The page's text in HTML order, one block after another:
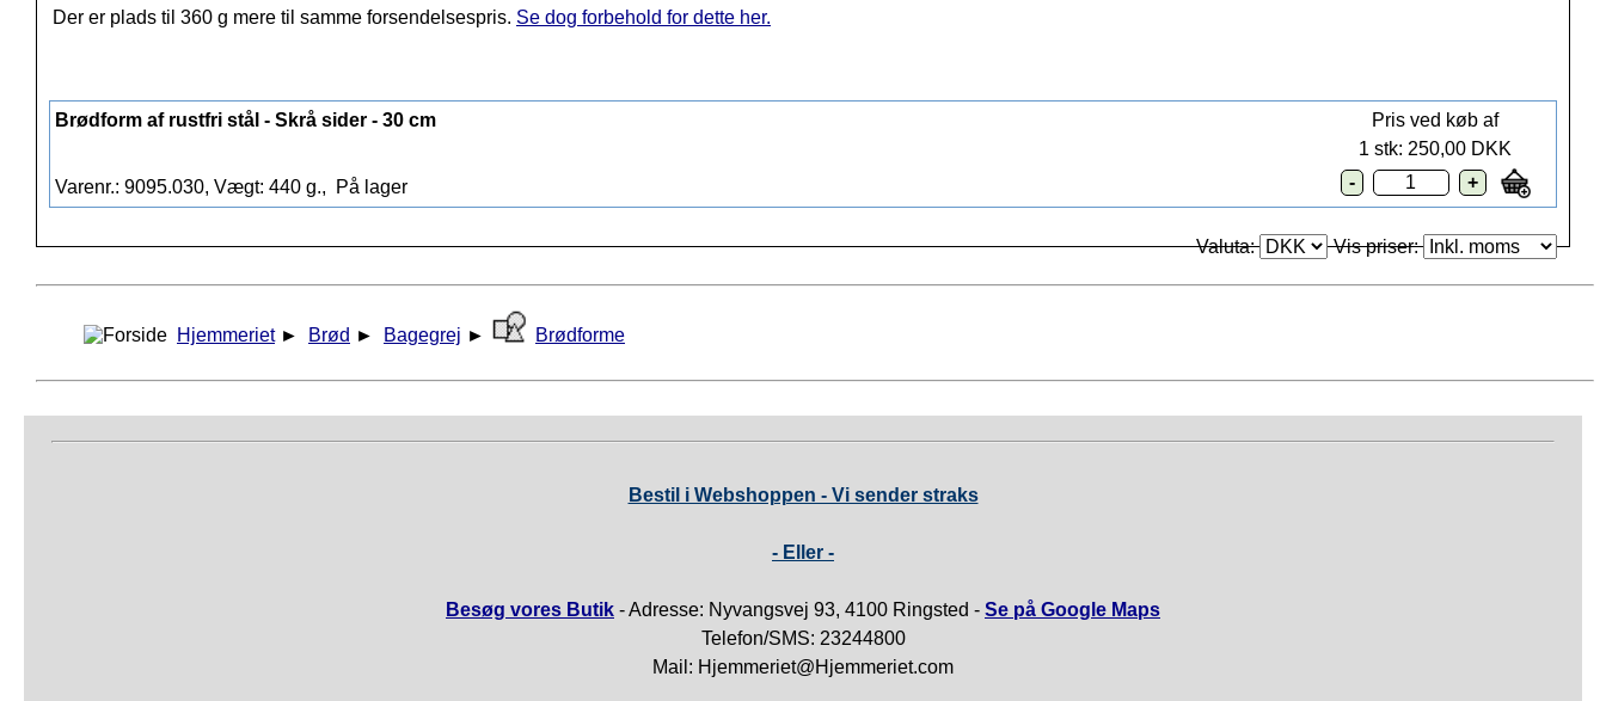
Der er plads til 360 g mere til samme forsendelsespris. Se dog forbehold for dette her.
Brødform af rustfri stål - Skrå sider - 30 cm
Varenr.: 9095.030, Vægt: 440 g., På lager
Pris ved køb af
1 stk: 250,00 DKK
Valuta: Vis priser:
Hjemmeriet ► Brød ► Bagegrej ► Brødforme
Bestil i Webshoppen - Vi sender straks
- Eller -
Besøg vores Butik - Adresse: Nyvangsvej 93, 4100 Ringsted - Se på Google Maps
Telefon/SMS: 23244800
Mail: Hjemmeriet@Hjemmeriet.com